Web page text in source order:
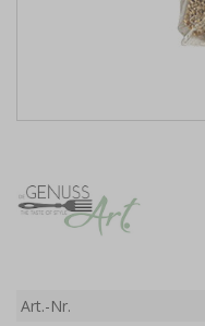
Art.-Nr.